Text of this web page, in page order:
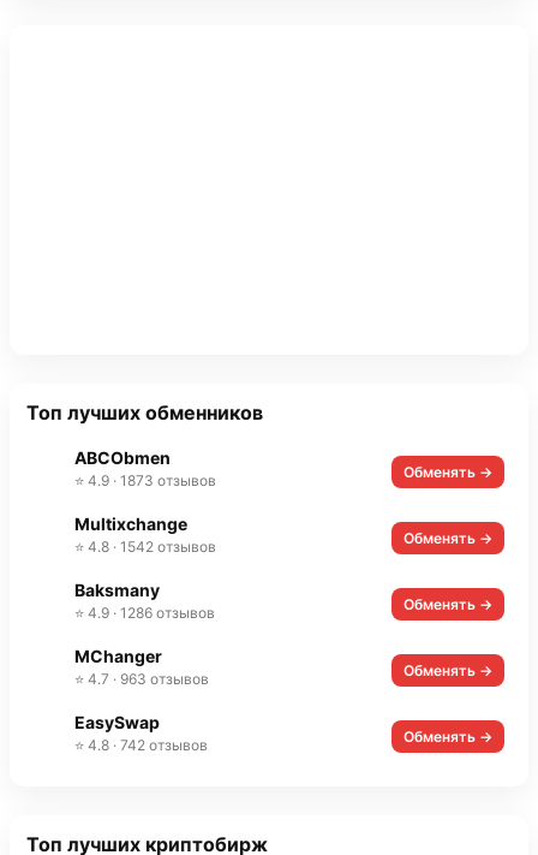
Топ лучших обменников
ABCObmen
⭐ 4.9 · 1873 отзывов Обменять →
Multixchange
⭐ 4.8 · 1542 отзывов Обменять →
Baksmany
⭐ 4.9 · 1286 отзывов Обменять →
MChanger
⭐ 4.7 · 963 отзывов Обменять →
EasySwap
⭐ 4.8 · 742 отзывов Обменять →
Топ лучших криптобирж